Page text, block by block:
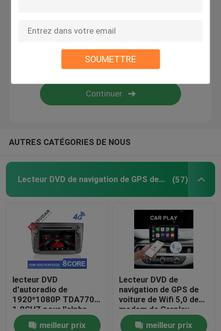
SOUMETTRE
système de navigation androïde de voiture
Système stéréo de lecteur multimédia de voiture
caméra inverse de voiture
AUTRES CATÉGORIES DE NOUS
Lecteur DVD de navigation de GPS de voiture (57)
lecteur DVD
d'autoradio de
1920*1080P TDA7708
1.8GHZ pour l'alpha
Romeo Mito
meilleur prix
Lecteur DVD de
navigation de GPS de
voiture de Wifi 5,0 de
modem de Carplay
pour B9 A5 A7 A8 Q2
meilleur prix